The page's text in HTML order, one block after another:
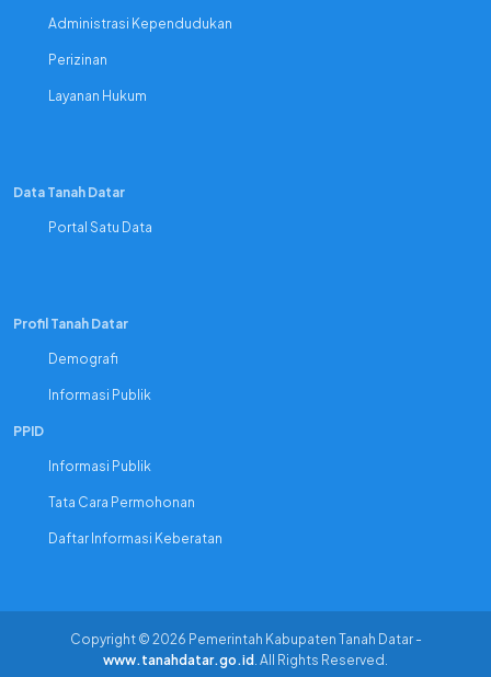
Administrasi Kependudukan
Perizinan
Layanan Hukum
Data Tanah Datar
Portal Satu Data
Profil Tanah Datar
Demografi
Informasi Publik
PPID
Informasi Publik
Tata Cara Permohonan
Daftar Informasi Keberatan
Copyright © 2026 Pemerintah Kabupaten Tanah Datar -
www.tanahdatar.go.id . All Rights Reserved.